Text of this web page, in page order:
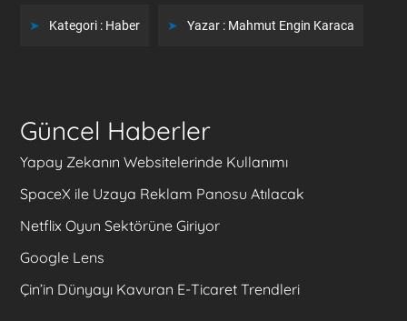
Kategori : Haber Yazar : Mahmut Engin Karaca
Güncel Haberler
Yapay Zekanın Websitelerinde Kullanımı
SpaceX ile Uzaya Reklam Panosu Atılacak
Netflix Oyun Sektörüne Giriyor
Google Lens
Çin’in Dünyayı Kavuran E-Ticaret Trendleri